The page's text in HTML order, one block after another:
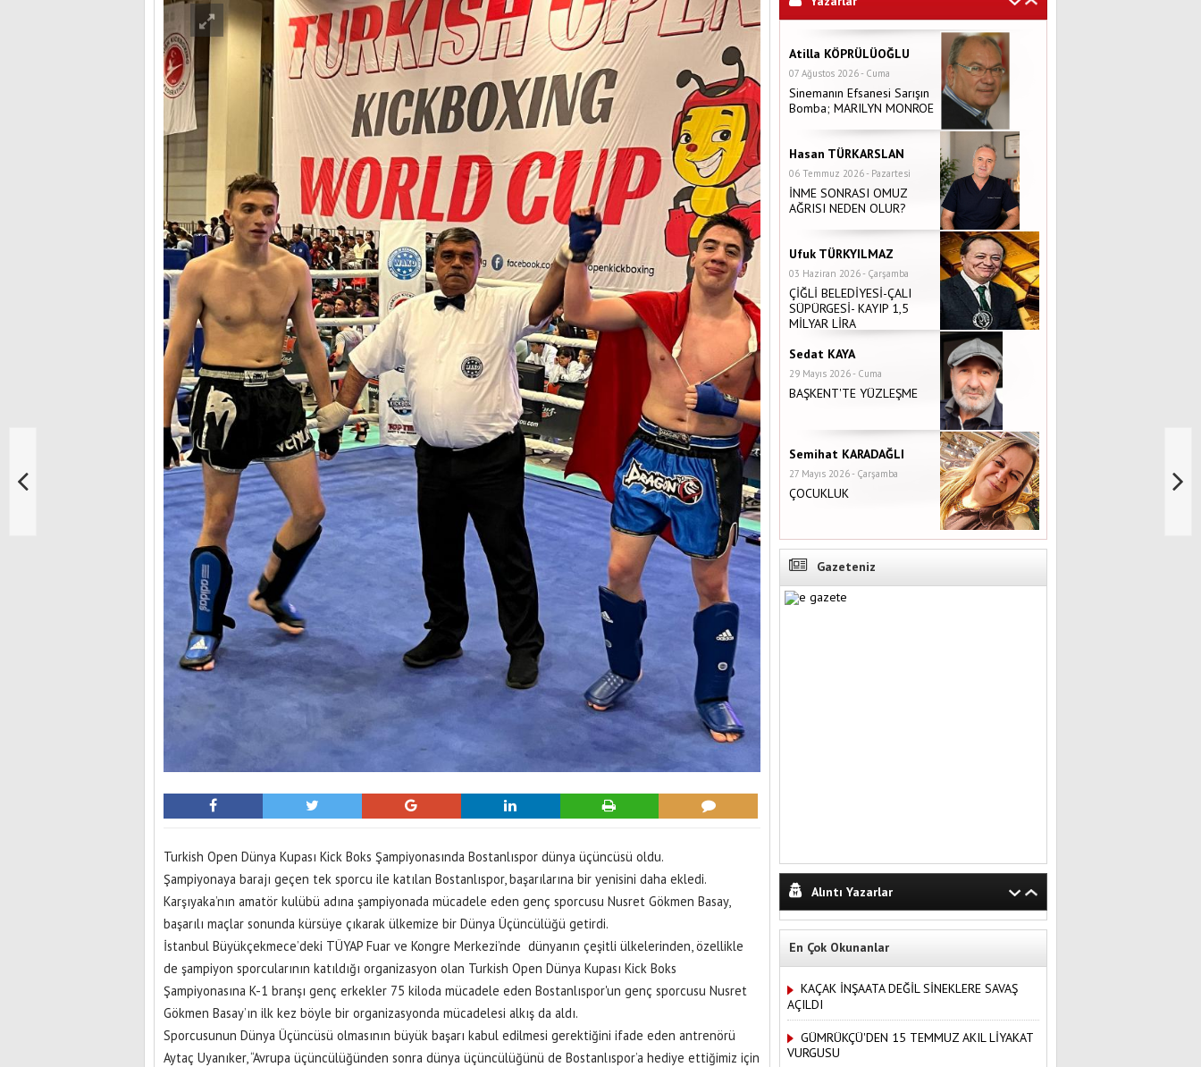
Turkish Open Dünya Kupası Kick Boks Şampiyonasında Bostanlıspor dünya üçüncüsü oldu.
Şampiyonaya barajı geçen tek sporcu ile katılan Bostanlıspor, başarılarına bir yenisini daha ekledi.
Karşıyaka’nın amatör kulübü adına şampiyonada mücadele eden genç sporcusu Nusret Gökmen Basay,
başarılı maçlar sonunda kürsüye çıkarak ülkemize bir Dünya Üçüncülüğü getirdi.
İstanbul Büyükçekmece’deki TÜYAP Fuar ve Kongre Merkezi’nde dünyanın çeşitli ülkelerinden, özellikle
de şampiyon sporcularının katıldığı organizasyon olan Turkish Open Dünya Kupası Kick Boks
Şampiyonasına K-1 branşı genç erkekler 75 kiloda mücadele eden Bostanlıspor'un genç sporcusu Nusret
Gökmen Basay’ın ilk kez böyle bir organizasyonda mücadelesi alkış da aldı.
Sporcusunun Dünya Üçüncüsü olmasının büyük başarı kabul edilmesi gerektiğini ifade eden antrenörü
Aytaç Uyanıker, “Avrupa üçüncülüğünden sonra dünya üçüncülüğünü de Bostanlıspor’a hediye ettiğimiz için
Atilla KÖPRÜLÜOĞLU
07 Ağustos 2026 - Cuma
Sinemanın Efsanesi Sarışın
Bomba; MARILYN MONROE
Hasan TÜRKARSLAN
06 Temmuz 2026 - Pazartesi
İNME SONRASI OMUZ
AĞRISI NEDEN OLUR?
Ufuk TÜRKYILMAZ
03 Haziran 2026 - Çarşamba
ÇİĞLİ BELEDİYESİ-ÇALI
SÜPÜRGESİ- KAYIP 1,5
MİLYAR LİRA
Sedat KAYA
29 Mayıs 2026 - Cuma
BAŞKENT'TE YÜZLEŞME
Semihat KARADAĞLI
27 Mayıs 2026 - Çarşamba
ÇOCUKLUK
Gazeteniz
Alıntı Yazarlar
En Çok Okunanlar
KAÇAK İNŞAATA DEĞİL SİNEKLERE SAVAŞ
AÇILDI
GÜMRÜKÇÜ'DEN 15 TEMMUZ AKIL LİYAKAT
VURGUSU